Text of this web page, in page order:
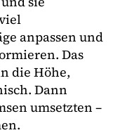
anpassen und
Das
die Höhe,
Dann
umsetzten –